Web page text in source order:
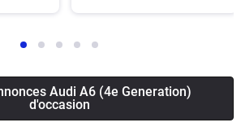
Audi A6 (4e Generation)
d'occasion